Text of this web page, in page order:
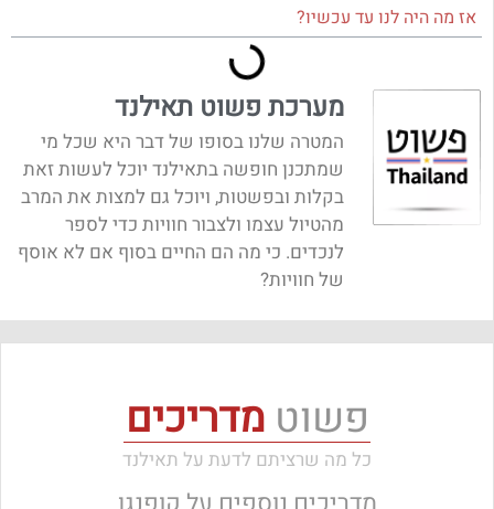
אז מה היה לנו עד עכשיו?
מערכת פשוט תאילנד
המטרה שלנו בסופו של דבר היא שכל מי
שמתכנן חופשה בתאילנד יוכל לעשות זאת
בקלות ובפשטות, ויוכל גם למצות את המרב
מהטיול עצמו ולצבור חוויות כדי לספר
לנכדים. כי מה הם החיים בסוף אם לא אוסף
של חוויות?
פשוטמדריכים
כל מה שרציתם לדעת על תאילנד